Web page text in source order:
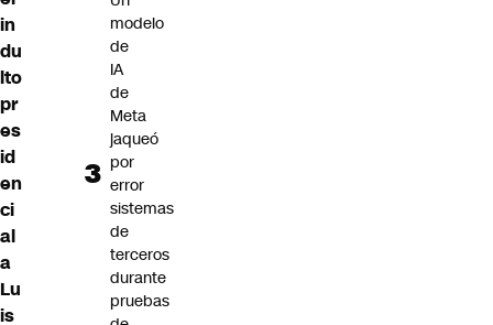
in
du
lto
pr
es
id
en
ci
al
a
Lu
is
modelo
de
IA
de
Meta
jaqueó
por
error
sistemas
de
terceros
durante
pruebas